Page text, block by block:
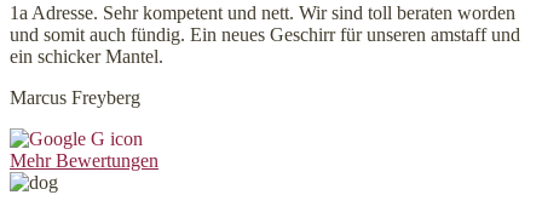
1a Adresse. Sehr kompetent und nett. Wir sind toll beraten worden
und somit auch fündig. Ein neues Geschirr für unseren amstaff und
ein schicker Mantel.
Marcus Freyberg
Mehr Bewertungen